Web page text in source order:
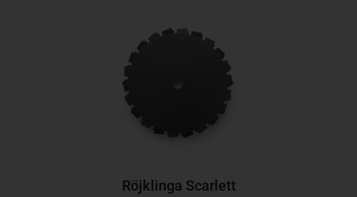
Röjklinga Scarlett